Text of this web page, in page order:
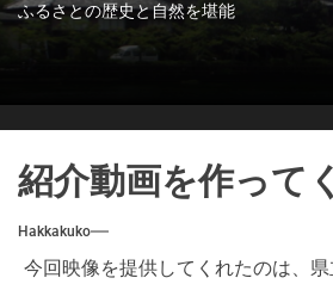
ふるさとの歴史と自然を堪能
紹介動画を作って
Hakkakuko
今回映像を提供してくれたのは、